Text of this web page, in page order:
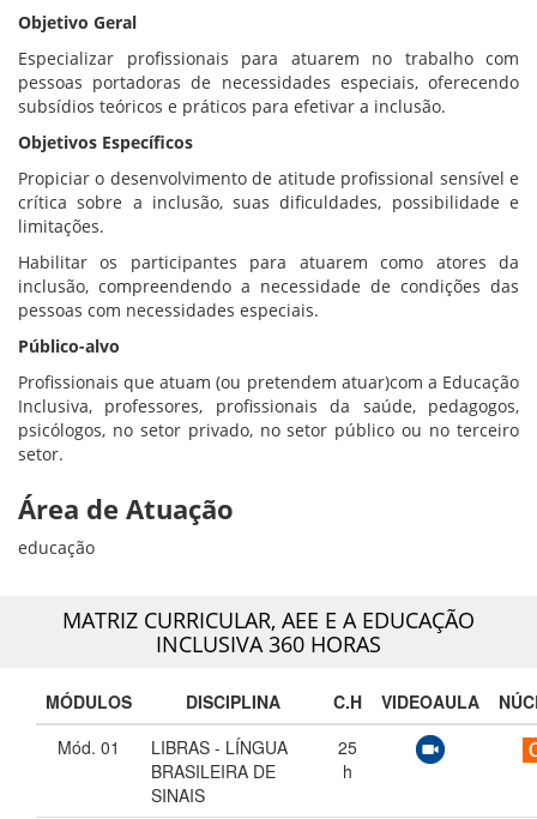
Objetivo Geral
Especializar profissionais para atuarem no trabalho com
pessoas portadoras de necessidades especiais, oferecendo
subsídios teóricos e práticos para efetivar a inclusão.
Objetivos Específicos
Propiciar o desenvolvimento de atitude profissional sensível e
crítica sobre a inclusão, suas dificuldades, possibilidade e
limitações.
Habilitar os participantes para atuarem como atores da
inclusão, compreendendo a necessidade de condições das
pessoas com necessidades especiais.
Público-alvo
Profissionais que atuam (ou pretendem atuar)com a Educação
Inclusiva, professores, profissionais da saúde, pedagogos,
psicólogos, no setor privado, no setor público ou no terceiro
setor.
Área de Atuação
educação
MATRIZ CURRICULAR, AEE E A EDUCAÇÃO
INCLUSIVA 360 HORAS
MÓDULOS DISCIPLINA C.H VIDEOAULA
Mód. 01
LIBRAS - LÍNGUA
BRASILEIRA DE
SINAIS
25
h